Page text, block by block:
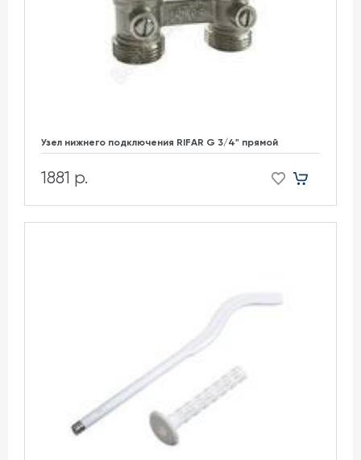
Узел нижнего подключения RIFAR G 3/4" прямой
1881 р.